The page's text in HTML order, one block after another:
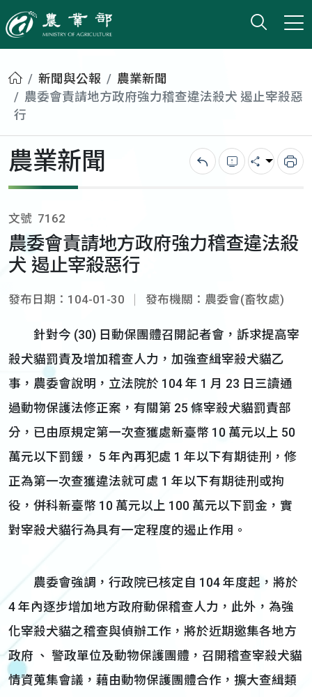
農業部
打開
小版
首頁新聞與公報
農業新聞
農委會責請地方政府強力稽查違法殺犬 遏止宰殺惡
行
農業新聞 回上一頁錯誤回報
分享 列
文號 7162
農委會責請地方政府強力稽查違法殺
犬 遏止宰殺惡行
發布日期：104-01-30 發布機關：農委會(畜牧處)
針對今 (30) 日動保團體召開記者會，訴求提高宰
殺犬貓罰責及增加稽查人力，加強查緝宰殺犬貓乙
事，農委會說明，立法院於 104 年 1 月 23 日三讀通
過動物保護法修正案，有關第 25 條宰殺犬貓罰責部
分，已由原規定第一次查獲處新臺幣 10 萬元以上 50
萬元以下罰鍰， 5 年內再犯處 1 年以下有期徒刑，修
正為第一次查獲違法就可處 1 年以下有期徒刑或拘
役，併科新臺幣 10 萬元以上 100 萬元以下罰金，實
對宰殺犬貓行為具有一定程度的遏止作用。
農委會強調，行政院已核定自 104 年度起，將於
4 年內逐步增加地方政府動保稽查人力，此外，為強
化宰殺犬貓之稽查與偵辦工作，將於近期邀集各地方
政府 、 警政單位及動物保護團體，召開稽查宰殺犬貓
情資蒐集會議，藉由動物保護團體合作，擴大查緝類